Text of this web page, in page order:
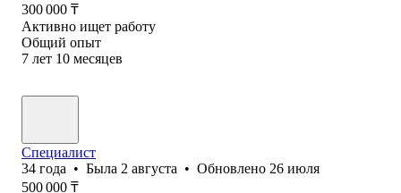
300 000 ₸
Активно ищет работу
Общий опыт
7 лет 10 месяцев
Специалист
34 года • Была 2 августа • Обновлено 26 июля
500 000 ₸